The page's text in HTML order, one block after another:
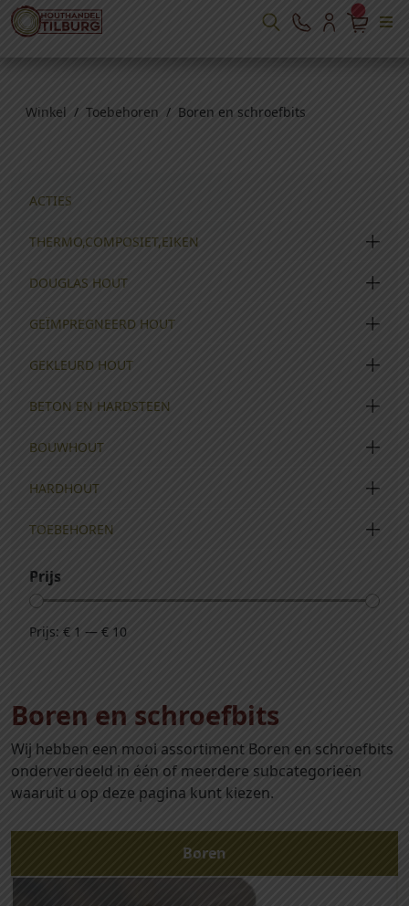
Winkel / Toebehoren / Boren en schroefbits
ACTIES
THERMO,COMPOSIET,EIKEN
DOUGLAS HOUT
GEÏMPREGNEERD HOUT
GEKLEURD HOUT
BETON EN HARDSTEEN
BOUWHOUT
HARDHOUT
TOEBEHOREN
Prijs
Prijs: € 1 — € 10
Boren en schroefbits
Wij hebben een mooi assortiment Boren en schroefbits
onderverdeeld in één of meerdere subcategorieën
waaruit u op deze pagina kunt kiezen.
Boren